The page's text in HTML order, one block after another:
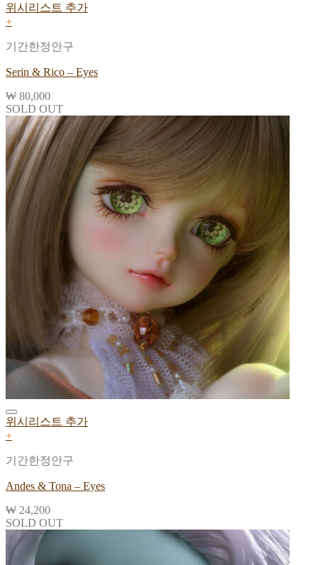
위시리스트 추가
+
기간한정안구
Serin & Rico – Eyes
₩ 80,000
SOLD OUT
위시리스트 추가
+
기간한정안구
Andes & Tona – Eyes
₩ 24,200
SOLD OUT